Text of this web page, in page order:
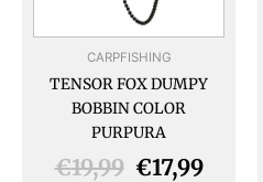
CARPFISHING
TENSOR FOX DUMPY
BOBBIN COLOR
PURPURA
€19,99 €17,99